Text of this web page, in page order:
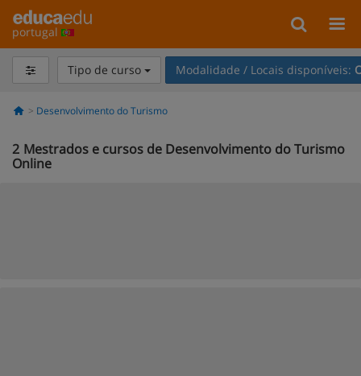
portugal
Tipo de curso Modalidade / Locais disponíveis:
Desenvolvimento do Turismo
2 Mestrados e cursos de Desenvolvimento do Turismo
Online